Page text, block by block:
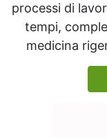
processi di
tempi,
medicina